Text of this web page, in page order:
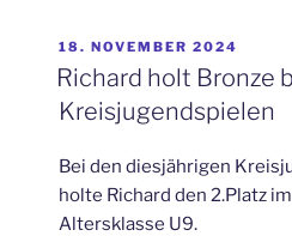
–
Neue
Titel“
VERÖFFENTLICHT
AM
18. NOVEMBER 2024
Richard holt Bronze
Kreisjugendspielen
Bei den diesjährigen
holte Richard den 2.Platz
Altersklasse U9.